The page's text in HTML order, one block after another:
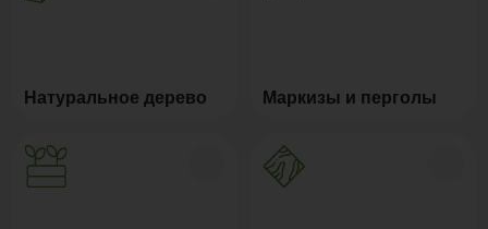
Натуральное дерево Маркизы и перголы